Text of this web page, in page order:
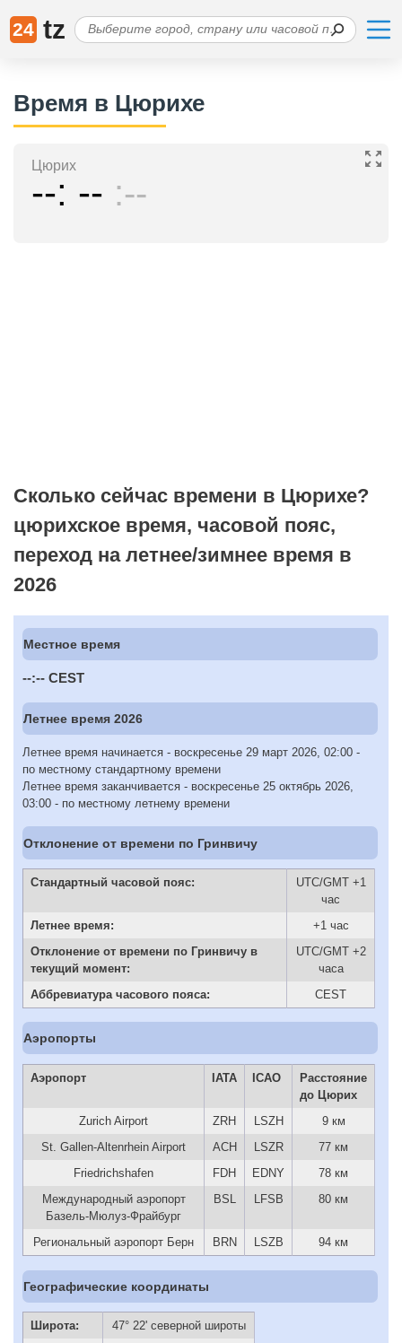
24 tz
Время в Цюрихе
Цюрих
-- -- --
Сколько сейчас времени в Цюрихе?
цюрихское время, часовой пояс,
переход на летнее/зимнее время в
2026
Местное время
--:-- CEST
Летнее время 2026
Летнее время начинается - воскресенье 29 март 2026, 02:00 -
по местному стандартному времени
Летнее время заканчивается - воскресенье 25 октябрь 2026,
03:00 - по местному летнему времени
Отклонение от времени по Гринвичу
Стандартный часовой пояс:
UTC/GMT +1
час
Летнее время:
+1 час
Отклонение от времени по Гринвичу в
текущий момент:
UTC/GMT +2
часа
Аббревиатура часового пояса:
CEST
Аэропорты
Аэропорт IATA ICAO
Расстояние
до Цюрих
Zurich Airport
ZRH LSZH
9 км
St. Gallen-Altenrhein Airport
ACH LSZR
77 км
Friedrichshafen
FDH EDNY
78 км
Международный аэропорт
Базель-Мюлуз-Фрайбург
BSL LFSB 80 км
Региональный аэропорт Берн BRN LSZB 94 км
Географические координаты
Широта:
47° 22' северной широты